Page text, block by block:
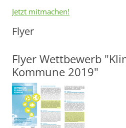
Jetzt mitmachen!
Flyer
Flyer Wettbewerb
Kommune 2019"